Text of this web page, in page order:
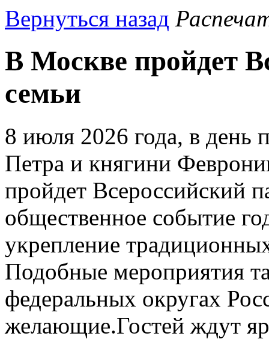
Вернуться назад
В Москве пройдет
семьи
8 июля 2026 года, в день
Петра и княгини
пройдет Всероссийский
общественное событие
укрепление
Подобные мероприятия
федеральных округах
желающие.Гостей ждут